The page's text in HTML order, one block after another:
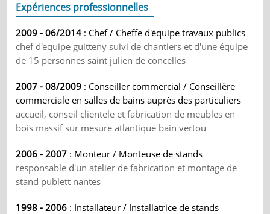
Expériences professionnelles
2009 - 06/2014 : Chef / Cheffe d'équipe travaux publics
chef d'equipe guitteny suivi de chantiers et d'une équipe
de 15 personnes saint julien de concelles
2007 - 08/2009 : Conseiller commercial / Conseillère
commerciale en salles de bains auprès des particuliers
accueil, conseil clientele et fabrication de meubles en
bois massif sur mesure atlantique bain vertou
2006 - 2007 : Monteur / Monteuse de stands
responsable d'un atelier de fabrication et montage de
stand publett nantes
1998 - 2006 : Installateur / Installatrice de stands